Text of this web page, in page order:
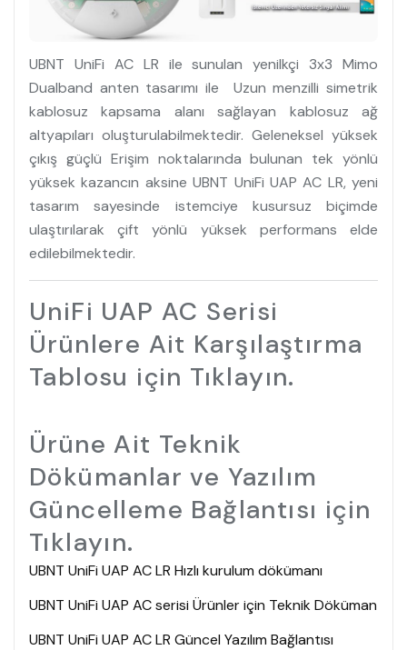
UBNT UniFi AC LR ile sunulan yenilkçi 3x3 Mimo
Dualband anten tasarımı ile Uzun menzilli simetrik
kablosuz kapsama alanı sağlayan kablosuz ağ
altyapıları oluşturulabilmektedir. Geleneksel yüksek
çıkış güçlü Erişim noktalarında bulunan tek yönlü
yüksek kazancın aksine UBNT UniFi UAP AC LR, yeni
tasarım sayesinde istemciye kusursuz biçimde
ulaştırılarak çift yönlü yüksek performans elde
edilebilmektedir.
UniFi UAP AC Serisi
Ürünlere Ait Karşılaştırma
Tablosu için Tıklayın.
Ürüne Ait Teknik
Dökümanlar ve Yazılım
Güncelleme Bağlantısı için
Tıklayın.
UBNT UniFi UAP AC LR Hızlı kurulum dökümanı
UBNT UniFi UAP AC serisi Ürünler için Teknik Döküman
UBNT UniFi UAP AC LR Güncel Yazılım Bağlantısı